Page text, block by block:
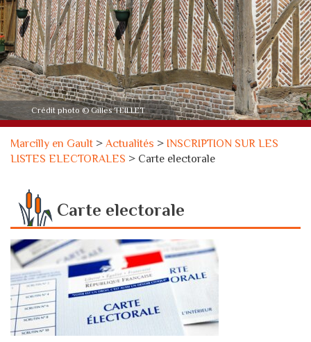
Crédit photo © Gilles TEILLET
Marcilly en Gault >Actualités > INSCRIPTION SUR LES
LISTES ELECTORALES > Carte electorale
Carte electorale